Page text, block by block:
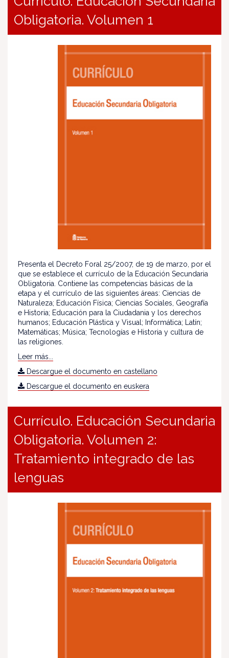
Obligatoria. Volumen 1
Presenta el Decreto Foral 25/2007, de 19 de marzo, por el
que se establece el currículo de la Educación Secundaria
Obligatoria. Contiene las competencias básicas de la
etapa y el currículo de las siguientes áreas: Ciencias de
Naturaleza; Educación Física; Ciencias Sociales, Geografía
e Historia; Educación para la Ciudadania y los derechos
humanos; Educación Plástica y Visual; Informática; Latín;
Matemáticas; Música; Tecnologías e Historia y cultura de
las religiones.
Leer más...
Descargue el documento en castellano
Descargue el documento en euskera
Currículo. Educación Secundaria
Obligatoria. Volumen 2:
Tratamiento integrado de las
lenguas